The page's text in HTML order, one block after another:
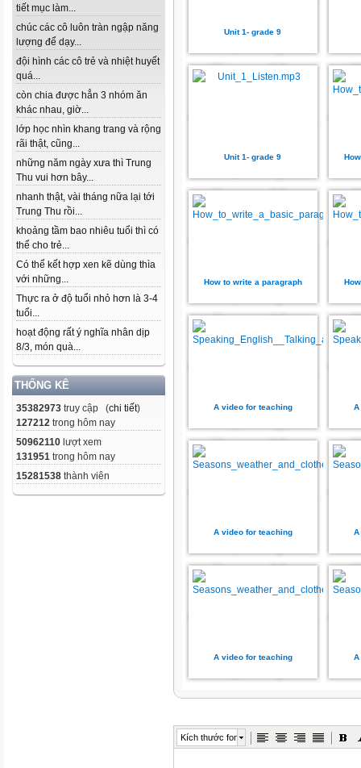
tiết mục làm...
chúc các cô luôn tràn ngập năng
lượng để dạy...
đội hình các cô trẻ và nhiệt huyết
quá...
còn chia được hẳn 3 nhóm ăn
khác nhau, giờ...
lớp học nhìn khang trang và rộng
rãi thật, cũng...
những năm ngày xưa thì Trung
Thu vui hơn bây...
nhanh thật, vài tháng nữa lại tới
Trung Thu rồi...
khoảng tầm bao nhiêu tuổi thì có
thể cho trẻ...
Có thể kết hợp xen kẽ dùng thìa
với những...
Thực ra ở độ tuổi nhỏ hơn là 3-4
tuổi...
hoạt động rất ý nghĩa nhân dịp
8/3, món quà...
THỐNG KÊ
35382973 truy cập (chi tiết)
127212 trong hôm nay
50962110 lượt xem
131951 trong hôm nay
15281538 thành viên
Unit 1- grade 9
Unit 1- grade 9
How to write a paragraph
A video for teaching A
A video for teaching A
A video for teaching A
Kích thước font